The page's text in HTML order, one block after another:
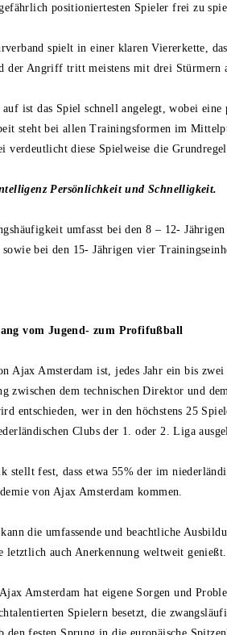
positioniertesten Spieler frei zu
spielt in einer klaren Viererkette,
der Angriff tritt meistens mit drei Stürmern
auf ist das Spiel schnell angelegt, wobei
steht bei allen Trainingsformen im
verdeutlicht diese Spielweise die
Persönlichkeit und Schnelligkeit.
umfasst bei den 8 – 12-
bei den 15- Jährigen vier
vom Jugend- zum Profifußball
Ajax Amsterdam ist, jedes Jahr ein bis
zwischen dem technischen Direktor und
entschieden, wer in den höchstens 25
Clubs der 1. oder 2. Liga
stellt fest, dass etwa 55% der im
von Ajax Amsterdam kommen.
die umfassende und beachtliche
letztlich auch Anerkennung weltweit genießt.
Amsterdam hat eigene Sorgen und
Spielern besetzt, die